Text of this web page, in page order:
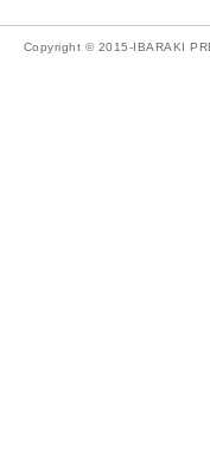
Copyright © 2015-IBARAKI